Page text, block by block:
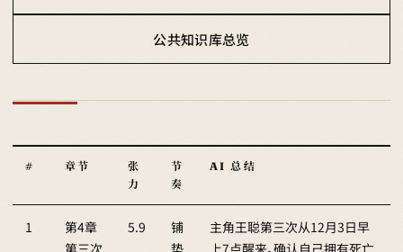
公共知识库总览
# 章节
张
力
节
奏
AI 总结
1
第4章
第三次
5.9
铺
垫
主角王聪第三次从12月3日早
上7点醒来，确认自己拥有死亡